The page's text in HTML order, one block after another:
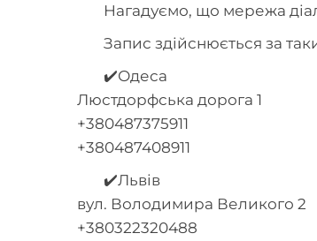
Нагадуємо, що мережа
Запис здійснюється за
✔️Одеса
Люстдорфська дорога 1
+380487375911
+380487408911
✔️Львів
вул. Володимира Великого 2
+380322320488